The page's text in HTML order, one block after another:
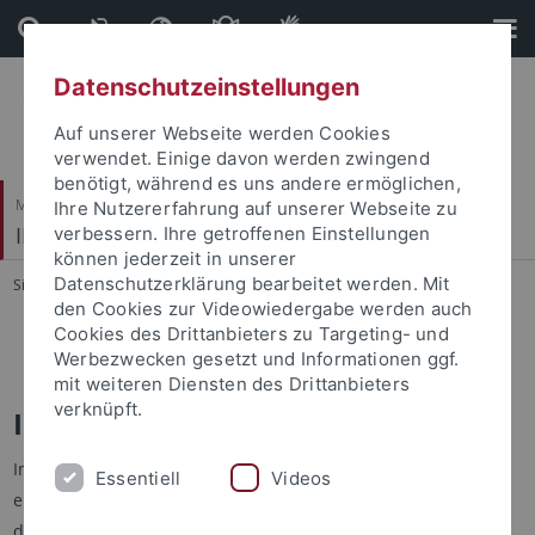
Direkt
zum
Inhalt
Direkt
zur
Fußleiste
Mathematisch-Naturwissenschaftliche Fakultät / Medizinische Fakultät
IFIB – Interfakultäres Institut für Biochemie
Sie sind hier: Startseite ... News
News ticker
Institutskolloquium
Im Rahmen des Institutskolloquium des IFIB geben
eingeladene Wissenschaftler Einblicke in moderne Konzepte
Datenschutzeinstellungen
Auf unserer Webseite werden Cookies
verwendet. Einige davon werden zwingend
benötigt, während es uns andere ermöglichen,
Ihre Nutzererfahrung auf unserer Webseite zu
verbessern. Ihre getroffenen Einstellungen
können jederzeit in unserer
Datenschutzerklärung bearbeitet werden. Mit
den Cookies zur Videowiedergabe werden auch
Cookies des Drittanbieters zu Targeting- und
Werbezwecken gesetzt und Informationen ggf.
mit weiteren Diensten des Drittanbieters
verknüpft.
Essentiell Videos